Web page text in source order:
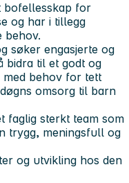
bofellesskap for
og har i tillegg
behov.
søker engasjerte og
bidra til et godt og
behov for tett
omsorg til barn
faglig sterkt team som
trygg, meningsfull og
og utvikling hos den